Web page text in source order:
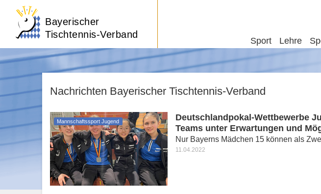
Bayerischer
Tischtennis-Verband
Sport Lehre
Nachrichten Bayerischer Tischtennis-Verband
Mannschaftssport Jugend
Deutschlandpokal-Wettbewerbe
Teams unter Erwartungen und
Nur Bayerns Mädchen 15 können als
11.04.2022